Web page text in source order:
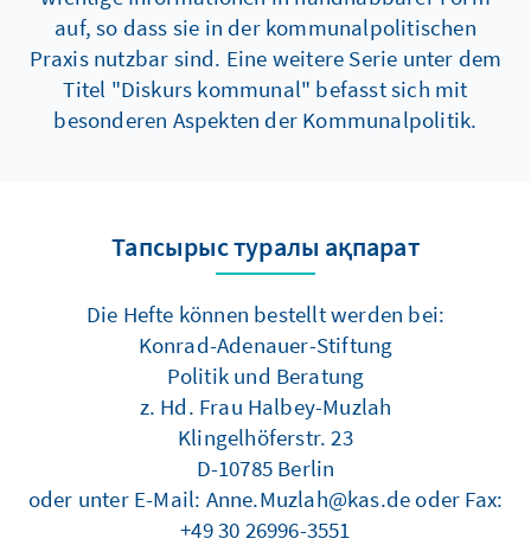
auf, so dass sie in der kommunalpolitischen
Praxis nutzbar sind. Eine weitere Serie unter dem
Titel "Diskurs kommunal" befasst sich mit
besonderen Aspekten der Kommunalpolitik.
Тапсырыс туралы ақпарат
Die Hefte können bestellt werden bei:
Konrad-Adenauer-Stiftung
Politik und Beratung
z. Hd. Frau Halbey-Muzlah
Klingelhöferstr. 23
D-10785 Berlin
oder unter E-Mail: Anne.Muzlah@kas.de oder Fax:
+49 30 26996-3551